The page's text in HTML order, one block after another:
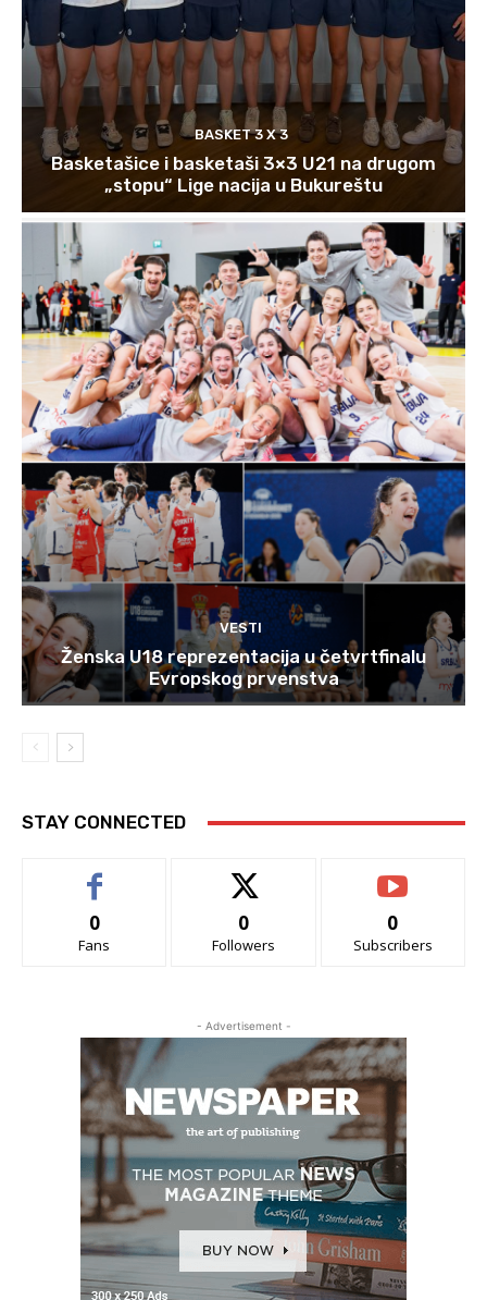
BASKET 3 X 3
Basketašice i basketaši 3×3 U21 na drugom
„stopu“ Lige nacija u Bukureštu
VESTI
Ženska U18 reprezentacija u četvrtfinalu
Evropskog prvenstva
STAY CONNECTED
0
Fans
0
Followers
0
Subscribers
- Advertisement -